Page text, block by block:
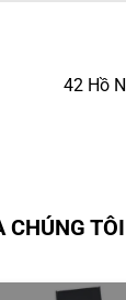
42 Hồ
CHÚNG TÔI